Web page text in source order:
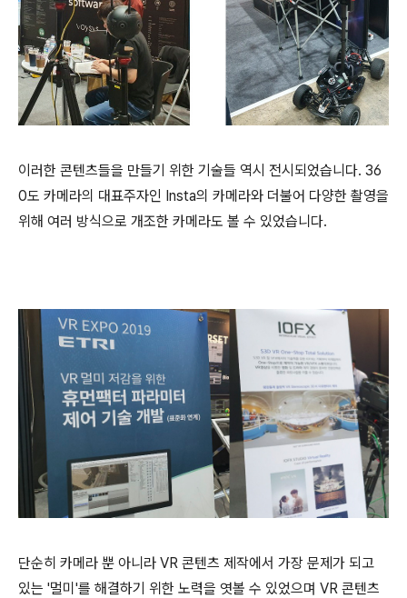
이러한 콘텐츠들을 만들기 위한 기술들 역시 전시되었습니다. 36
0도 카메라의 대표주자인 Insta의 카메라와 더불어 다양한 촬영을
위해 여러 방식으로 개조한 카메라도 볼 수 있었습니다.
단순히 카메라 뿐 아니라 VR 콘텐츠 제작에서 가장 문제가 되고
있는 '멀미'를 해결하기 위한 노력을 엿볼 수 있었으며 VR 콘텐츠